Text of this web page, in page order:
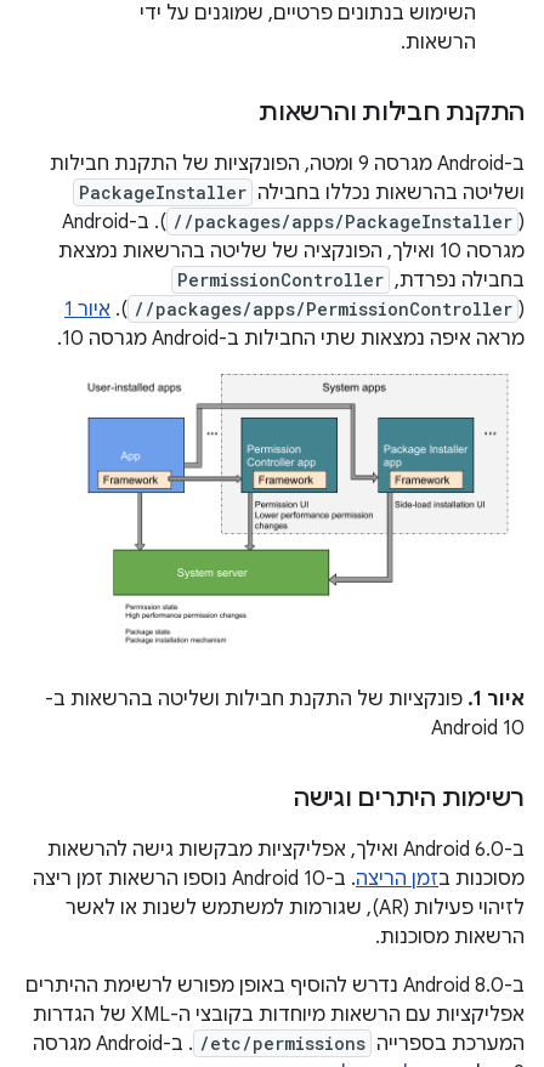
השימוש בנתונים פרטיים, שמוגנים על ידי
הרשאות.
התקנת חבילות והרשאות
ב-Android מגרסה 9 ומטה, הפונקציות של התקנת חבילות
ושליטה בהרשאות נכללו בחבילה PackageInstaller
(
//packages/apps/PackageInstaller
). ב-Android
מגרסה 10 ואילך, הפונקציה של שליטה בהרשאות נמצאת
בחבילה נפרדת, PermissionController
(
//packages/apps/PermissionController
). איור 1
מראה איפה נמצאות שתי החבילות ב-Android מגרסה 10.
איור 1.
פונקציות של התקנת חבילות ושליטה בהרשאות ב-
Android 10
רשימות היתרים וגישה
ב-Android 6.0 ואילך, אפליקציות מבקשות גישה להרשאות
מסוכנות בזמן הריצה
. ב-Android 10 נוספו הרשאות זמן ריצה
לזיהוי פעילות (AR), שגורמות למשתמש לשנות או לאשר
הרשאות מסוכנות.
ב-Android 8.0 נדרש להוסיף באופן מפורש לרשימת ההיתרים
אפליקציות עם הרשאות מיוחדות בקובצי ה-XML של הגדרות
המערכת בספרייה /etc/permissions
. ב-Android מגרסה